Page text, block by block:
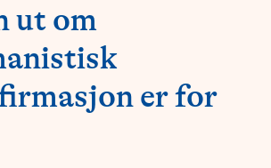
ut om
er for